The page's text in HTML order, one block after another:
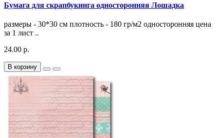
Бумага для скрапбукинга односторонняя Лошадка
размеры - 30*30 см плотность - 180 гр/м2 односторонняя цена
за 1 лист ..
24.00 р.
В корзину